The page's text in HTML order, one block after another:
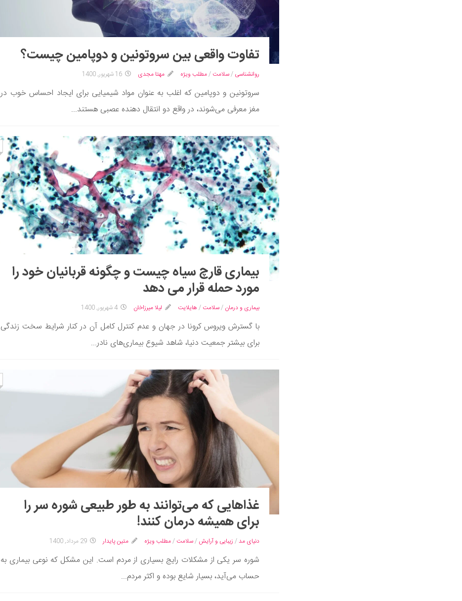
تفاوت واقعی بین سروتونین و دوپامین چیست؟
روانشناسی /سلامت /مطلب ویژه مهتا مجدی 16 شهریور, 1400
سروتونین و دوپامین که اغلب به عنوان مواد شیمیایی برای ایجاد احساس خوب در
مغز معرفی می‌شوند، در واقع دو انتقال دهنده عصبی هستند...
بیماری قارچ سیاه چیست و چگونه قربانیان خود را
مورد حمله قرار می دهد
بیماری و درمان /سلامت / هایلایت لیلا میرزاخان 4 شهریور, 1400
با گسترش ویروس کرونا در جهان و عدم کنترل کامل آن در کنار شرایط سخت زندگی
برای بیشتر جمعیت دنیا، شاهد شیوع بیماری‌های نادر...
غذاهایی که می‌توانند به طور طبیعی شوره سر را
برای همیشه درمان کنند!
دنیای مد/ زیبایی و آرایش /سلامت /مطلب ویژه متین پایدار 29 مرداد, 1400
شوره‌ سر یکی از مشکلات رایج بسیاری از مردم است. این مشکل که نوعی بیماری به
حساب می‌آید، بسیار شایع بوده و اکثر مردم...